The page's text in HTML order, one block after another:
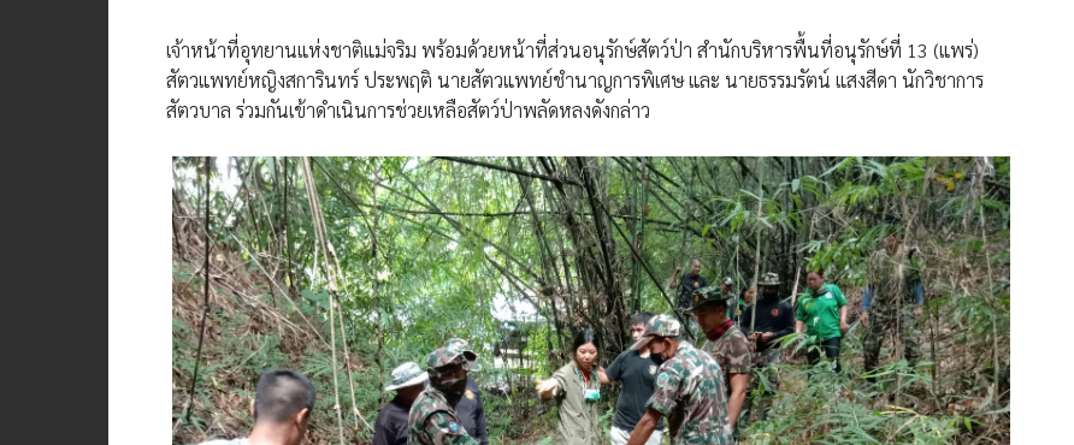
เจ้าหน้าที่อุทยานแห่งชาติแม่จริม พร้อมด้วยหน้าที่ส่วนอนุรักษ์สัตว์ป่า สํานักบริหารพื้นที่อนุรักษ์ที่ 13 (แพร่)
สัตวแพทย์หญิงสการินทร์ ประพฤติ นายสัตวแพทย์ชำนาญการพิเศษ และ นายธรรมรัตน์ แสงสีดา นักวิชาการ
สัตวบาล ร่วมกันเข้าดำเนินการช่วยเหลือสัตว์ป่าพลัดหลงดังกล่าว